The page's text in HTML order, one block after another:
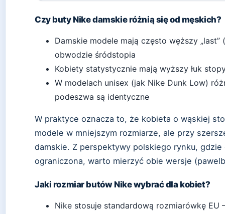
Czy buty Nike damskie różnią się od męskich?
Damskie modele mają często węższy
obwodzie śródstopia
Kobiety statystycznie mają wyższy łuk
W modelach unisex (jak Nike Dunk Low)
podeszwa są identyczne
W praktyce oznacza to, że kobieta o wąskiej
modele w mniejszym rozmiarze, ale przy
damskie. Z perspektywy polskiego rynku,
ograniczona, warto mierzyć obie wersje
Jaki rozmiar butów Nike wybrać dla kobiet?
Nike stosuje standardową rozmiarówkę EU